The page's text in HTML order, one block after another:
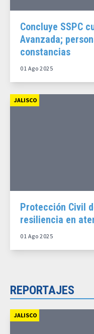
Concluye SSPC
Avanzada;
constancias
01 Ago 2025
JALISCO
Protección Civil
resiliencia en
01 Ago 2025
REPORTAJES
JALISCO